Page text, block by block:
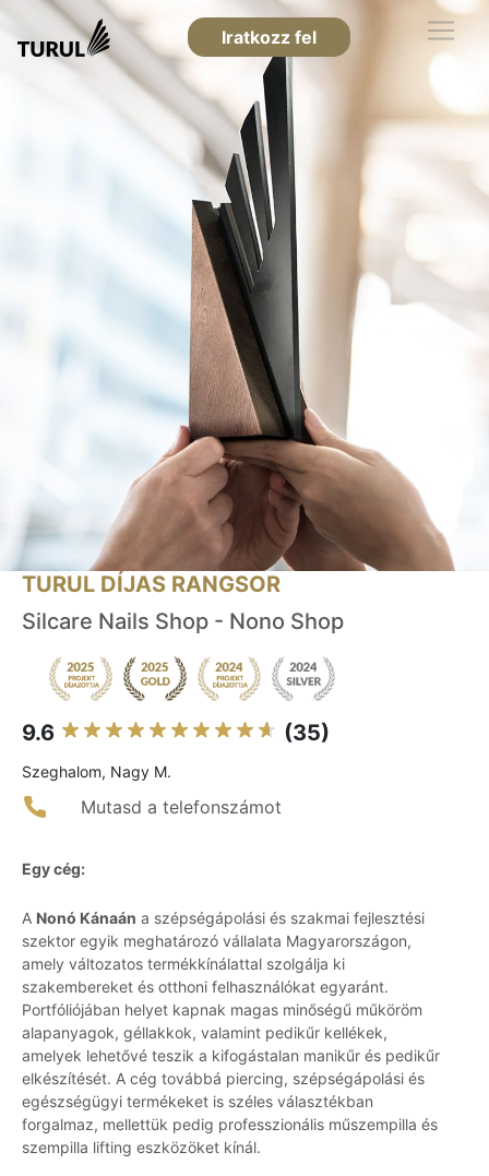
Iratkozz fel
TURUL DÍJAS RANGSOR
Silcare Nails Shop - Nono Shop
9.6 (35)
Szeghalom, Nagy M.
Mutasd a telefonszámot
Egy cég:
A Nonó Kánaán a szépségápolási és szakmai fejlesztési
szektor egyik meghatározó vállalata Magyarországon,
amely változatos termékkínálattal szolgálja ki
szakembereket és otthoni felhasználókat egyaránt.
Portfóliójában helyet kapnak magas minőségű műköröm
alapanyagok, géllakkok, valamint pedikűr kellékek,
amelyek lehetővé teszik a kifogástalan manikűr és pedikűr
elkészítését. A cég továbbá piercing, szépségápolási és
egészségügyi termékeket is széles választékban
forgalmaz, mellettük pedig professzionális műszempilla és
szempilla lifting eszközöket kínál.